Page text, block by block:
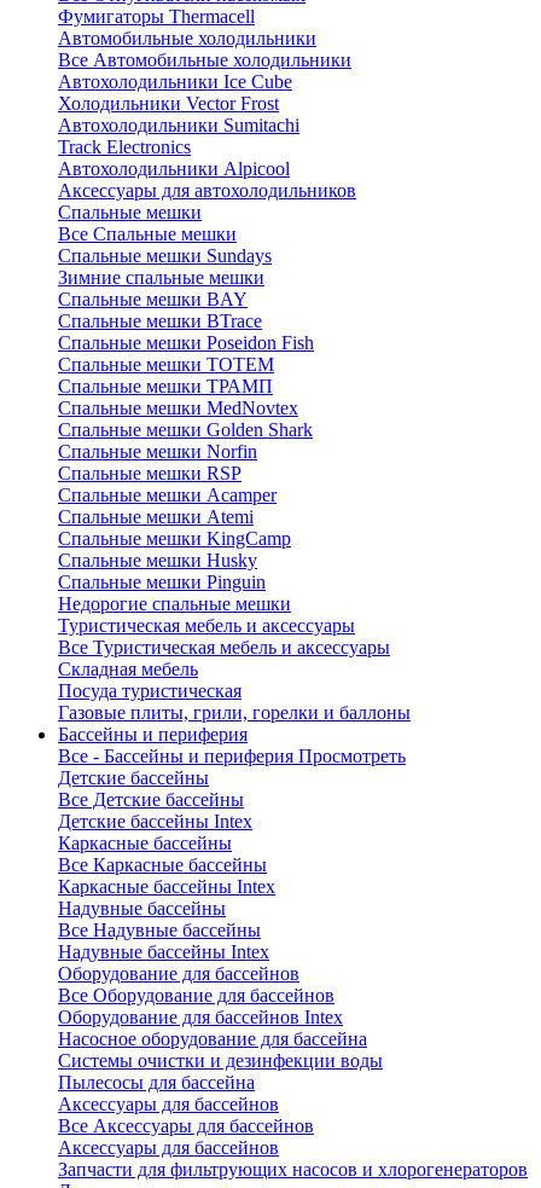
Фумигаторы Thermacell
Автомобильные холодильники
Все Автомобильные холодильники
Автохолодильники Ice Cube
Холодильники Vector Frost
Автохолодильники Sumitachi
Track Electronics
Автохолодильники Alpicool
Аксессуары для автохолодильников
Спальные мешки
Все Спальные мешки
Спальные мешки Sundays
Зимние спальные мешки
Спальные мешки BAY
Спальные мешки BTrace
Спальные мешки Poseidon Fish
Спальные мешки ТОТЕМ
Спальные мешки ТРАМП
Cпальные мешки MedNovtex
Спальные мешки Golden Shark
Спальные мешки Norfin
Спальные мешки RSP
Спальные мешки Acamper
Спальные мешки Atemi
Спальные мешки KingCamp
Спальные мешки Husky
Спальные мешки Pinguin
Недорогие спальные мешки
Туристическая мебель и аксессуары
Все Туристическая мебель и аксессуары
Складная мебель
Посуда туристическая
Газовые плиты, грили, горелки и баллоны
Бассейны и периферия
Все - Бассейны и периферия Просмотреть
Детские бассейны
Все Детские бассейны
Детские бассейны Intex
Каркасные бассейны
Все Каркасные бассейны
Каркасные бассейны Intex
Надувные бассейны
Все Надувные бассейны
Надувные бассейны Intex
Оборудование для бассейнов
Все Оборудование для бассейнов
Оборудование для бассейнов Intex
Насосное оборудование для бассейна
Системы очистки и дезинфекции воды
Пылесосы для бассейна
Аксессуары для бассейнов
Все Аксессуары для бассейнов
Аксессуары для бассейнов
Запчасти для фильтрующих насосов и хлорогенераторов